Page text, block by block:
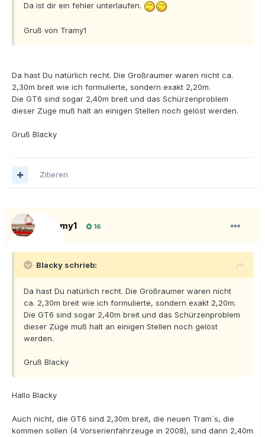
Da ist dir ein fehler unterlaufen.
Gruß von Tramy1
Da hast Du natürlich recht. Die Großraumer waren nicht ca.
2,30m breit wie ich formulierte, sondern exakt 2,20m.
Die GT6 sind sogar 2,40m breit und das Schürzenproblem
dieser Züge muß halt an einigen Stellen noch gelöst werden.
Gruß Blacky
Zitieren
Tramy1 16
Blacky schrieb:
Da hast Du natürlich recht. Die Großraumer waren nicht
ca. 2,30m breit wie ich formulierte, sondern exakt 2,20m.
Die GT6 sind sogar 2,40m breit und das Schürzenproblem
dieser Züge muß halt an einigen Stellen noch gelöst
werden.
Gruß Blacky
Hallo Blacky
Auch nicht, die GT6 sind 2,30m breit, die neuen Tram´s, die
kommen sollen (4 Vorserienfahrzeuge in 2008), sind dann 2,40m